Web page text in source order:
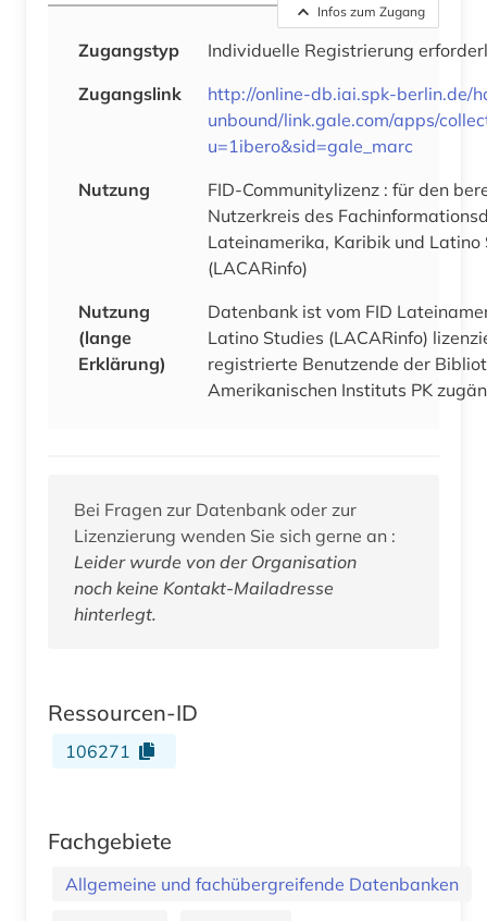
Infos zum Zugang
Zugangstyp
Individuelle Registrierung
Zugangslink
http://online-db.iai.spk-berlin.de/
unbound/link.gale.com/apps/
u=1ibero&sid=gale_marc
Nutzung
FID-Communitylizenz : für den
Nutzerkreis des
Lateinamerika, Karibik und Latino
(LACARinfo)
Nutzung
(lange
Erklärung)
Datenbank ist vom FID
Latino Studies (LACARinfo)
registrierte Benutzende der
Amerikanischen
Bei Fragen zur Datenbank oder zur
Lizenzierung wenden Sie sich gerne an :
Leider wurde von der Organisation
noch keine Kontakt-Mailadresse
hinterlegt.
Ressourcen-ID
106271
Fachgebiete
Allgemeine und fachübergreifende Datenbanken